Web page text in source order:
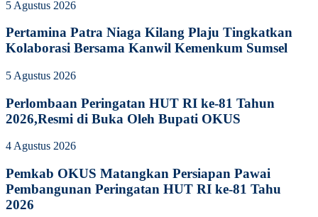
5 Agustus 2026
Pertamina Patra Niaga Kilang Plaju Tingkatkan
Kolaborasi Bersama Kanwil Kemenkum Sumsel
5 Agustus 2026
Perlombaan Peringatan HUT RI ke-81 Tahun
2026,Resmi di Buka Oleh Bupati OKUS
4 Agustus 2026
Pemkab OKUS Matangkan Persiapan Pawai
Pembangunan Peringatan HUT RI ke-81 Tahu
2026